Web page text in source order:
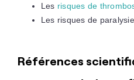
Les risques de
Les risques de paralysie
Références